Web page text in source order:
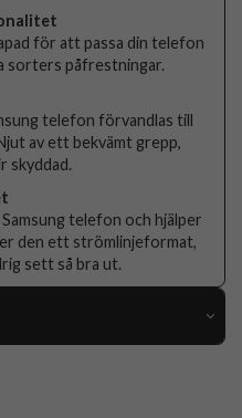
för att passa din telefon
sorters påfrestningar.
telefon förvandlas till
av ett bekvämt grepp,
skyddad.
telefon och hjälper
den ett strömlinjeformat,
sett så bra ut.